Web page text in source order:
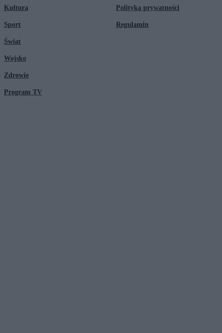
Kultura
Sport
Świat
Wojsko
Zdrowie
Program TV
Polityka prywatności
Regulamin